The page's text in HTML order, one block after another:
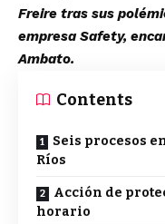
Freire tras sus
empresa Safety,
Ambato.
Contents
Seis procesos
Ríos
Acción de
horario